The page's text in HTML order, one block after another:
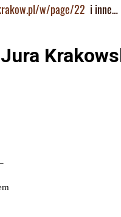
w/page/22 i inne…